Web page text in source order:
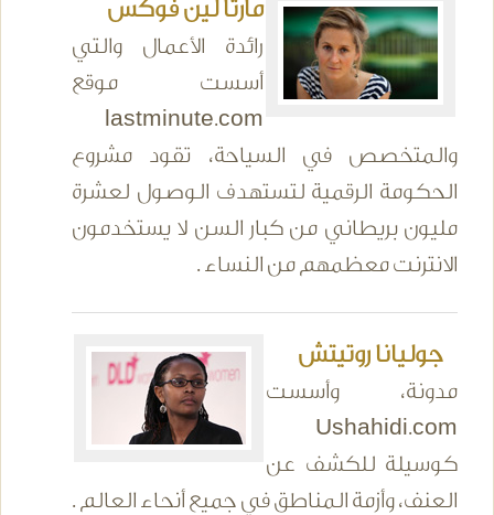
مارتا لين فوكس
رائدة الأعمال والتي
أسست موقع
lastminute.com
والمتخصص في السياحة، تقود مشروع
الحكومة الرقمية لتستهدف الوصول لعشرة
مليون بريطاني من كبار السن لا يستخدمون
الانترنت معظمهم من النساء .
جوليانا روتيتش
مدونة، وأسست
Ushahidi.com
كوسيلة للكشف عن
العنف، وأزمة المناطق في جميع أنحاء العالم .